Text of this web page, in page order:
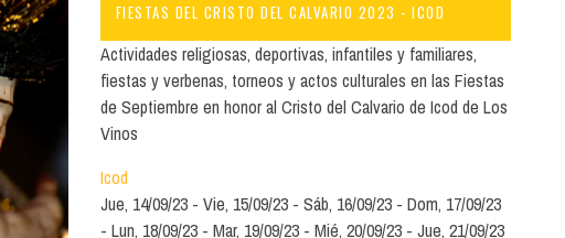
Norte
Santa Cruz | La Laguna
Islas
Cultura
Infantil
ARTE | MUSEOS
SALAS Y AUDITORIOS
ESPACIOS CULTURALES
LOCALES CON ACTUACIONES
FESTIVAL BOREAL 2026
FESTIVAL TAGANANA 2026
TENERIFE PHE FESTIVAL 2026
FIESTAS DEL CRISTO DEL CALVARIO 2023 - ICOD
Actividades religiosas, deportivas, infantiles y familiares,
fiestas y verbenas, torneos y actos culturales en las Fiestas
de Septiembre en honor al Cristo del Calvario de Icod de Los
Vinos
Icod
Jue, 14/09/23
Vie, 15/09/23 Sáb, 16/09/23
Dom, 17/09/23
Lun, 18/09/23
Mar, 19/09/23 Mié, 20/09/23
Jue, 21/09/23